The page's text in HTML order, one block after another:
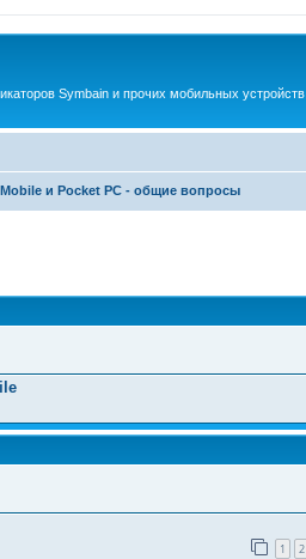
Symbain и прочих мобильных устройств
и Pocket PC - общие вопросы
1 2